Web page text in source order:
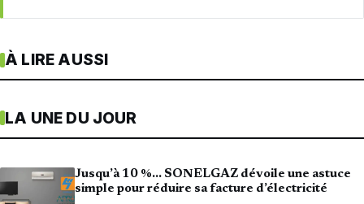
À LIRE AUSSI
LA UNE DU JOUR
Jusqu’à 10 %… SONELGAZ dévoile une astuce
simple pour réduire sa facture d’électricité